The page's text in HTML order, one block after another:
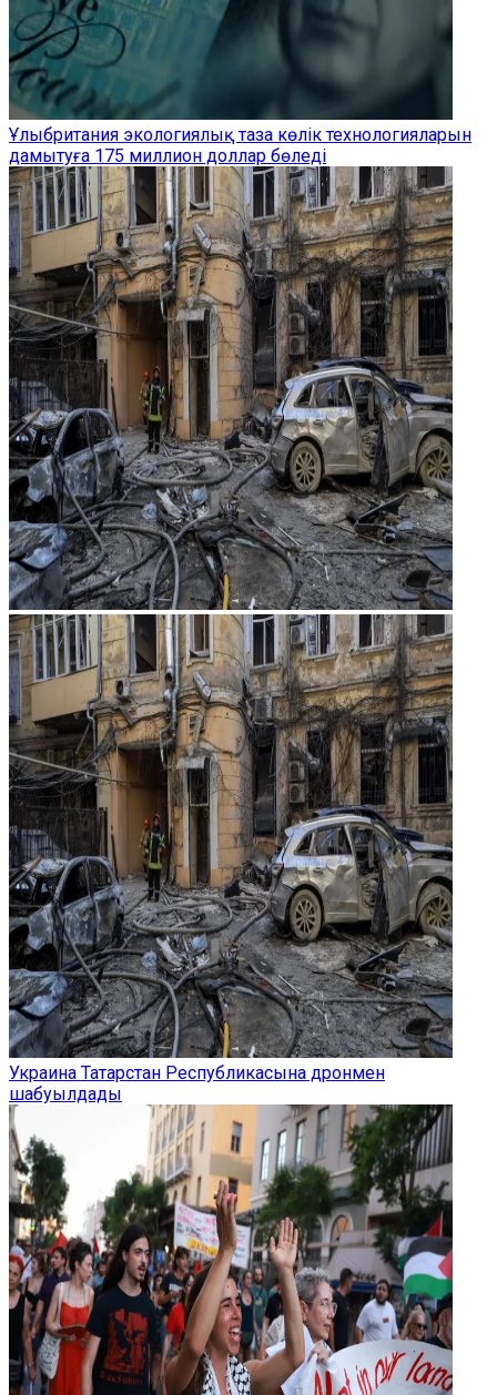
Ұлыбритания экологиялық таза көлік технологияларын
дамытуға 175 миллион доллар бөледі
Украина Татарстан Республикасына дронмен
шабуылдады